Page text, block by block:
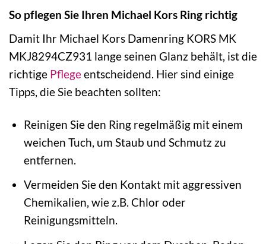
So pflegen Sie Ihren Michael Kors Ring richtig
Damit Ihr Michael Kors Damenring KORS MK
MKJ8294CZ931 lange seinen Glanz behält, ist die
richtige Pflegeentscheidend. Hier sind einige
Tipps, die Sie beachten sollten:
Reinigen Sie den Ring regelmäßig mit einem
weichen Tuch, um Staub und Schmutz zu
entfernen.
Vermeiden Sie den Kontakt mit aggressiven
Chemikalien, wie z.B. Chlor oder
Reinigungsmitteln.